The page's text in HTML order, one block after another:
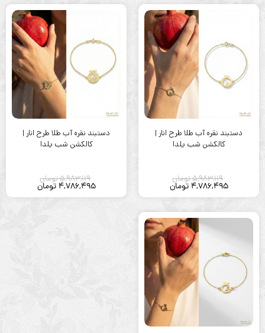
دستبند نقره آب طلا طرح انار |
کالکشن شب یلدا
5,983,119تومان
4,786,495 تومان
دستبند نقره آب طلا طرح انار |
کالکشن شب یلدا
5,983,119تومان
4,786,495 تومان